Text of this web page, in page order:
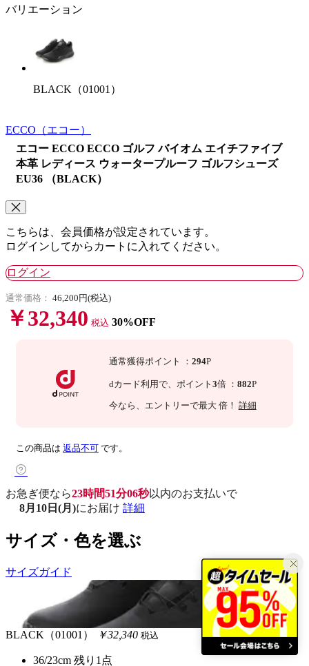
バリエーション
BLACK（01001）
ECCO （エコー）
エコー ECCO ECCO ゴルフ バイオム エイチファイブ
本革 レディース ウォータープルーフ ゴルフシューズ
EU36 （BLACK）
こちらは、会員価格が設定されています。
ログインしてからカートに入れてください。
ログイン
通常価格： 46,200円(税込)
￥32,340 税込 30%OFF
通常獲得ポイント ： 294P
dカード利用で、 ポイント 3倍 ： 882P
今なら 、エントリーで最大 倍！ 詳細
この商品は 返品不可 です。
お急ぎ便なら23時間51分05秒以内のお支払いで
8月10日(月)にお届け 詳細
サイズ・色を選ぶ
サイズガイド
BLACK（01001） ￥32,340 税込
36/23cm 残り1点